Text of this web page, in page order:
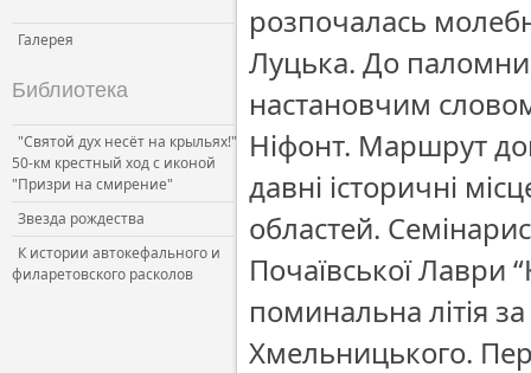
Галерея
Библиотека
"Святой дух несёт на крыльях!"
50-км крестный ход с иконой
"Призри на смирение"
Звезда рождества
К истории автокефального и
филаретовского расколов
розпочалась
Луцька. До
настановчим
Ніфонт. Маршрут
давні історичні
областей.
Почаївської Лаври
поминальна літія
Хмельницького.